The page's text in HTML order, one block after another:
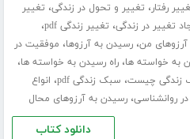
رفتار، تغییر و تحول در زندگی، تغییر
تغییر در زندگی، تغییر زندگی pdf ،
آرزوهای من،رسیدن به آرزوها، موفقیت در
به خواسته ها،راه رسیدن به خواسته ها،
زندگی چیست، سبک زندگی pdf ، انواع
روانشناسی،رسیدن به آرزوهای محال
دانلود کتاب